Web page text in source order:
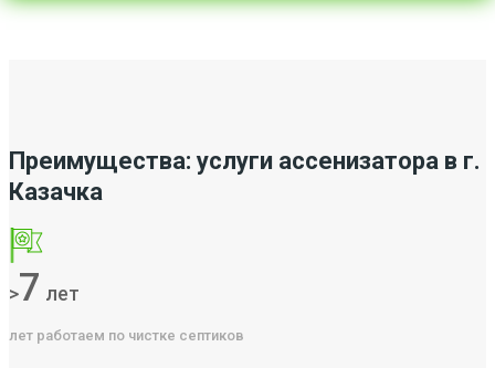
Преимущества: услуги ассенизатора в г.
Казачка
>7 лет
лет работаем по чистке септиков